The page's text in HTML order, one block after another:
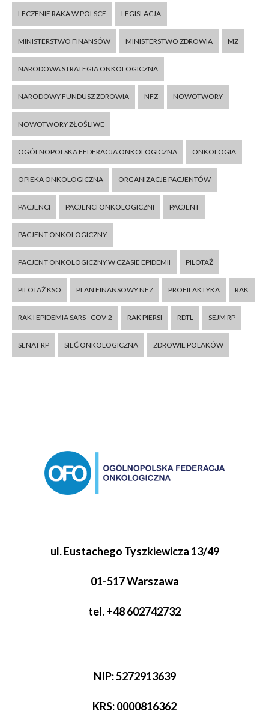
LECZENIE RAKA W POLSCE LEGISLACJA
MINISTERSTWO FINANSÓW MINISTERSTWO ZDROWIA MZ
NARODOWA STRATEGIA ONKOLOGICZNA
NARODOWY FUNDUSZ ZDROWIA NFZ NOWOTWORY
NOWOTWORY ZŁOŚLIWE
OGÓLNOPOLSKA FEDERACJA ONKOLOGICZNA ONKOLOGIA
OPIEKA ONKOLOGICZNA ORGANIZACJE PACJENTÓW
PACJENCI PACJENCI ONKOLOGICZNI PACJENT
PACJENT ONKOLOGICZNY
PACJENT ONKOLOGICZNY W CZASIE EPIDEMII PILOTAŻ
PILOTAŻ KSO PLAN FINANSOWY NFZ PROFILAKTYKA RAK
RAK I EPIDEMIA SARS - COV-2 RAK PIERSI RDTL SEJM RP
SENAT RP SIEĆ ONKOLOGICZNA ZDROWIE POLAKÓW
ul. Eustachego Tyszkiewicza 13/49
01-517 Warszawa
tel. +48 602742732
NIP: 5272913639
KRS: 0000816362